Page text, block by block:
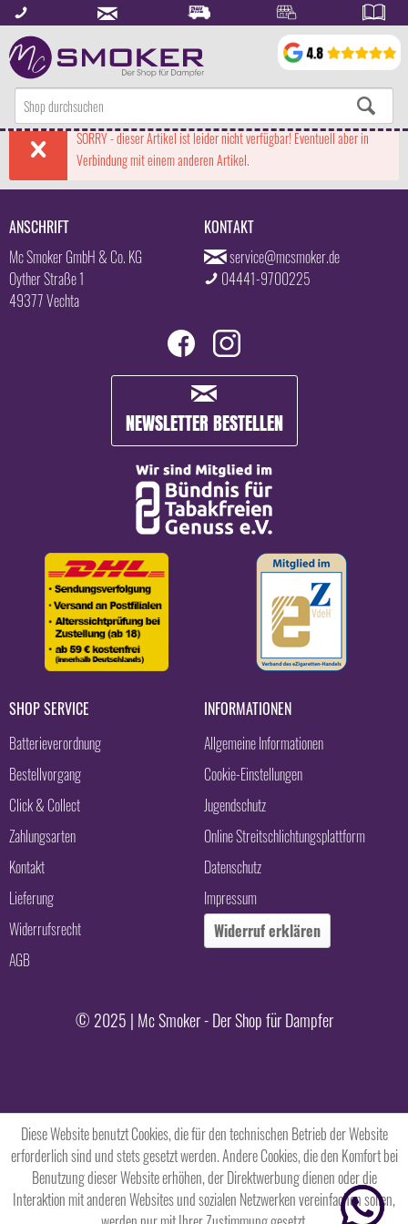
SORRY - dieser Artikel ist leider nicht verfügbar! Eventuell aber in
Verbindung mit einem anderen Artikel.
ANSCHRIFT
Mc Smoker GmbH & Co. KG
Oyther Straße 1
49377 Vechta
KONTAKT
service@mcsmoker.de
04441-9700225
NEWSLETTER BESTELLEN
SHOP SERVICE
Batterieverordnung
Bestellvorgang
Click & Collect
Zahlungsarten
Kontakt
Lieferung
Widerrufsrecht
AGB
INFORMATIONEN
Allgemeine Informationen
Cookie-Einstellungen
Jugendschutz
Online Streitschlichtungsplattform
Datenschutz
Impressum
Widerruf erklären
© 2025 | Mc Smoker - Der Shop für Dampfer
Diese Website benutzt Cookies, die für den technischen Betrieb der Website
erforderlich sind und stets gesetzt werden. Andere Cookies, die den Komfort bei
Benutzung dieser Website erhöhen, der Direktwerbung dienen oder die
Interaktion mit anderen Websites und sozialen Netzwerken vereinfachen sollen,